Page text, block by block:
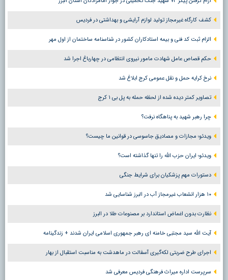
کشف کارگاه غیرمجاز تولید لوازم آرایشی و بهداشتی در فردیس
الزام ثبت کد فنی و بیمه استادکاران کشور در شناسنامه ساختمان از اول مهر
حکم قصاص عامل شهادت مامور نیروی انتظامی در چهارباغ اجرا شد
نرخ کرایه حمل و نقل عمومی کرج ابلاغ شد
تصاویر کمتر دیده شده از لحظه حمله به پل بی ۱ کرج
چرا رهبر شهید به پناهگاه نرفت؟
ویدئو؛ مجازات و مصادیق جاسوسی در قوانین ما چیست؟
ویدئو؛ ایران حزب الله را تنها گذاشته است؟
دستورات مهم پزشکیان برای شرایط جنگی
۱۰ هزار انشعاب غیرمجاز آب در البرز شناسایی شد
نظارت بدون اغماض استاندارد بر مصنوعات طلا در البرز
آیت الله سید مجتبی خامنه ای رهبر جمهوری اسلامی ایران شدند + زندگینامه
اجرای طرح ضربتی لکه‌گیری آسفالت در ماهدشت به مناسبت استقبال از بهار
سرپرست اداره میراث فرهنگی فردیس معرفی شد